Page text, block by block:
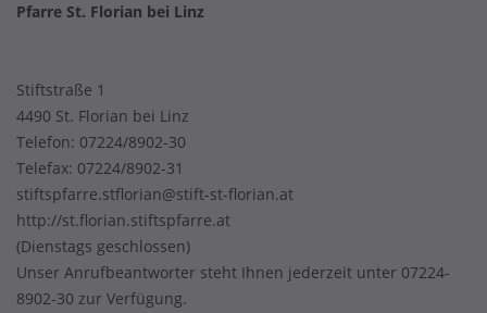
Pfarre St. Florian bei Linz
Stiftstraße 1
4490 St. Florian bei Linz
Telefon: 07224/8902-30
Telefax: 07224/8902-31
stiftspfarre.stflorian@stift-st-florian.at
http://st.florian.stiftspfarre.at
(Dienstags geschlossen)
Unser Anrufbeantworter steht Ihnen jederzeit unter 07224-
8902-30 zur Verfügung.